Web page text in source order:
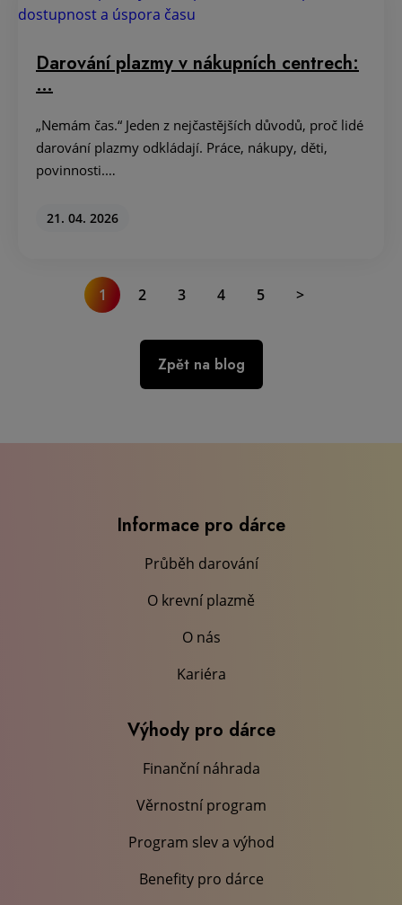
Darování plazmy v nákupních centrech:
…
„Nemám čas.“ Jeden z nejčastějších důvodů, proč lidé
darování plazmy odkládají. Práce, nákupy, děti,
povinnosti.…
21. 04. 2026
1 2 3 4 5 >
Zpět na blog
Informace pro dárce
Průběh darování
O krevní plazmě
O nás
Kariéra
Výhody pro dárce
Finanční náhrada
Věrnostní program
Program slev a výhod
Benefity pro dárce